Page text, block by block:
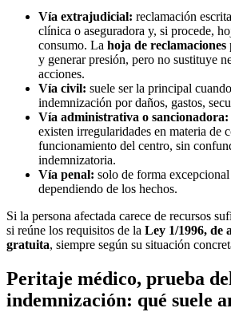
Vía extrajudicial: reclamación
clínica o aseguradora y, si procede,
consumo. La hoja de reclamaciones
y generar presión, pero no sustituye
acciones.
Vía civil: suele ser la principal
indemnización por daños, gastos,
Vía administrativa o sancionadora:
existen irregularidades en materia de
funcionamiento del centro, sin
indemnizatoria.
Vía penal: solo de forma
dependiendo de los hechos.
Si la persona afectada carece de recursos
si reúne los requisitos de la Ley 1/1996, de
gratuita, siempre según su situación
Peritaje médico, prueba
indemnización: qué suele